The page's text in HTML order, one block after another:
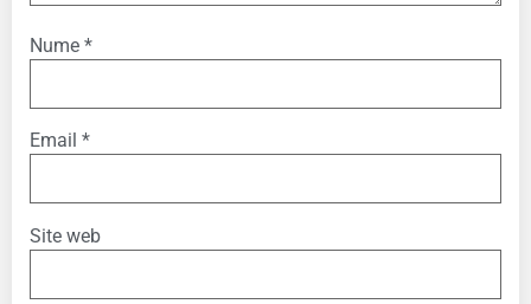
Nume *
Email *
Site web